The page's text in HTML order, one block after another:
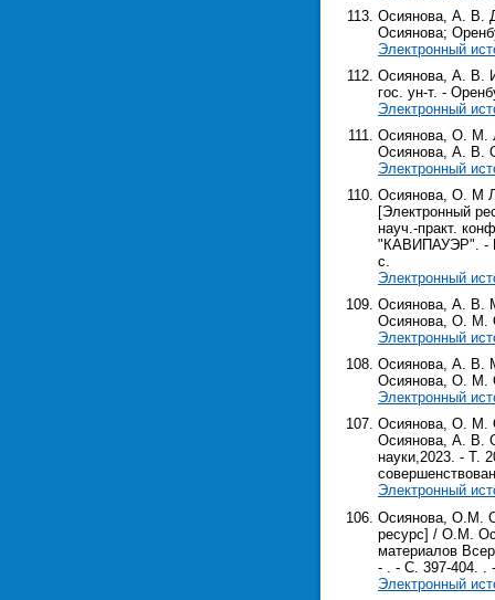
Осиянова, А. В.
Осиянова;
Электронный
Осиянова, А. В.
гос. ун-т. -
Электронный
Осиянова, О. М.
Осиянова, А. В.
Электронный
Осиянова, О. М
[Электронный
науч.-практ.
"КАВИПАУЭР". -
с.
Электронный
Осиянова, А. В.
Осиянова, О. М.
Электронный
Осиянова, А. В.
Осиянова, О. М.
Электронный
Осиянова, О. М.
Осиянова, А. В.
науки,2023. - Т.
Электронный
Осиянова, О.М.
ресурс] / О.М.
материалов
- . - С. 397-404. .
Электронный